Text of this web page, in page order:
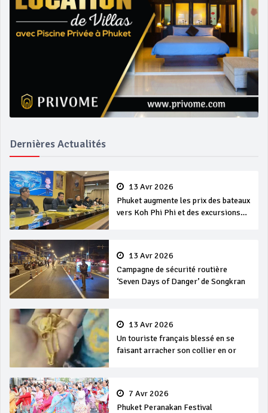
Dernières Actualités
13 Avr 2026
Phuket augmente les prix des bateaux
vers Koh Phi Phi et des excursions
13 Avr 2026
Campagne de sécurité routière
‘Seven Days of Danger’ de Songkran
13 Avr 2026
Un touriste français blessé en se
faisant arracher son collier en or
7 Avr 2026
Phuket Peranakan Festival